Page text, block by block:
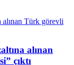
alınan
çıktı